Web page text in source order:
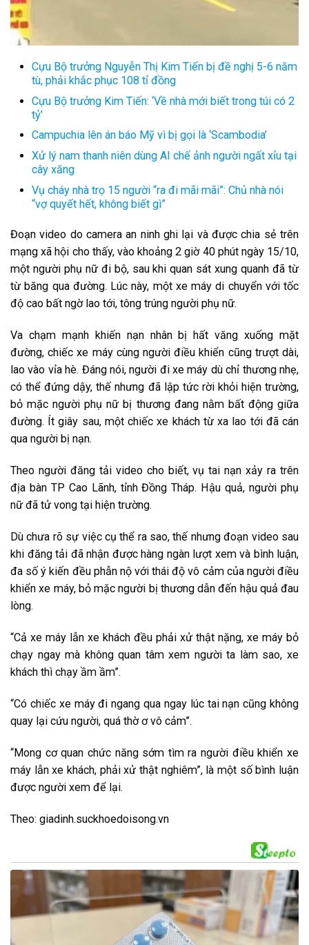
Cựu Bộ trưởng Nguyễn Thị Kim Tiến bị đề nghị 5-6 năm
tù, phải khắc phục 108 tỉ đồng
Cựu Bộ trưởng Kim Tiến: ‘Về nhà mới biết trong túi có 2
tỷ’
Campuchia lên án báo Mỹ vì bị gọi là ‘Scambodia’
Xử lý nam thanh niên dùng AI chế ảnh người ngất xỉu tại
cây xăng
Vụ cháy nhà trọ 15 người “ra đi mãi mãi”: Chủ nhà nói
“vợ quyết hết, không biết gì”
Đoạn video do camera an ninh ghi lại và được chia sẻ trên
mạng xã hội cho thấy, vào khoảng 2 giờ 40 phút ngày 15/10,
một người phụ nữ đi bộ, sau khi quan sát xung quanh đã từ
từ băng qua đường. Lúc này, một xe máy di chuyển với tốc
độ cao bất ngờ lao tới, tông trúng người phụ nữ.
Va chạm mạnh khiến nạn nhân bị hất văng xuống mặt
đường, chiếc xe máy cùng người điều khiển cũng trượt dài,
lao vào vỉa hè. Đáng nói, người đi xe máy dù chỉ thương nhẹ,
có thể đứng dậy, thế nhưng đã lập tức rời khỏi hiện trường,
bỏ mặc người phụ nữ bị thương đang nằm bất động giữa
đường. Ít giây sau, một chiếc xe khách từ xa lao tới đã cán
qua người bị nạn.
Theo người đăng tải video cho biết, vụ tai nạn xảy ra trên
địa bàn TP Cao Lãnh, tỉnh Đồng Tháp. Hậu quả, người phụ
nữ đã tử vong tại hiện trường.
Dù chưa rõ sự việc cụ thể ra sao, thế nhưng đoạn video sau
khi đăng tải đã nhận được hàng ngàn lượt xem và bình luận,
đa số ý kiến đều phẫn nộ với thái độ vô cảm của người điều
khiển xe máy, bỏ mặc người bị thương dẫn đến hậu quả đau
lòng.
“Cả xe máy lẫn xe khách đều phải xử thật nặng, xe máy bỏ
chạy ngay mà không quan tâm xem người ta làm sao, xe
khách thì chạy ầm ầm”.
“Có chiếc xe máy đi ngang qua ngay lúc tai nạn cũng không
quay lại cứu người, quá thờ ơ vô cảm”.
“Mong cơ quan chức năng sớm tìm ra người điều khiển xe
máy lẫn xe khách, phải xử thật nghiêm”, là một số bình luận
được người xem để lại.
Theo: giadinh.suckhoedoisong.vn